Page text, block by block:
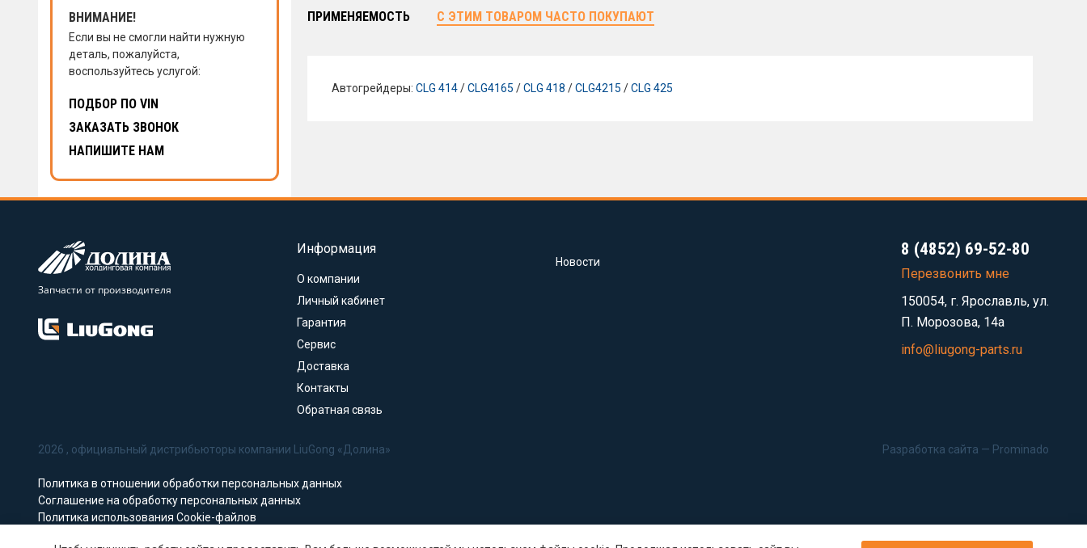
ВНИМАНИЕ!
Если вы не смогли найти нужную
деталь, пожалуйста,
воспользуйтесь услугой:
ПОДБОР ПО VIN
ЗАКАЗАТЬ ЗВОНОК
НАПИШИТЕ НАМ
ПРИМЕНЯЕМОСТЬ С ЭТИМ ТОВАРОМ ЧАСТО ПОКУПАЮТ
Автогрейдеры: CLG 414/CLG4165 /CLG 418 /CLG4215 /CLG 425
Запчасти от производителя
Информация
О компании
Личный кабинет
Гарантия
Сервис
Доставка
Контакты
Обратная связь
Новости
8 (4852) 69-52-80
Перезвонить мне
150054, г. Ярославль, ул.
П. Морозова, 14а
info@liugong-parts.ru
2026 , официальный дистрибьюторы компании LiuGong «Долина»
Политика в отношении обработки персональных данных
Соглашение на обработку персональных данных
Политика использования Cookie-файлов
Разработка сайта — Prominado